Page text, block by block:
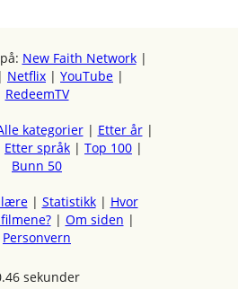
New Faith Network|
| Netflix | YouTube |
RedeemTV
kategorier| Etter år|
Etter språk | Top 100 |
Bunn 50
| Statistikk| Hvor
| Om siden |
Personvern
sekunder